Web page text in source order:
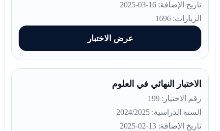
تاريخ الإضافة: 16-03-2025
الزيارات: 1696
عرض الاختبار
الاختبار النهائي في العلوم
رقم الاختبار: 199
السنة الدراسية: 2024/2025
تاريخ الإضافة: 13-02-2025